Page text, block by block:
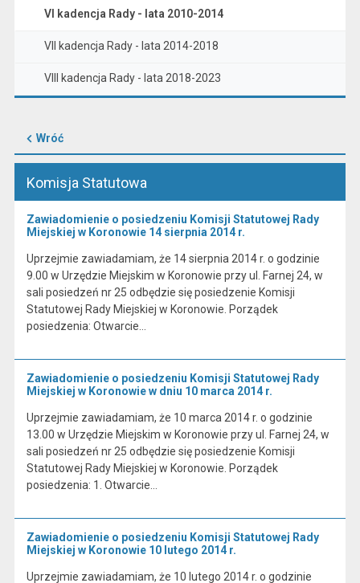
VI kadencja Rady - lata 2010-2014
VII kadencja Rady - lata 2014-2018
VIII kadencja Rady - lata 2018-2023
Wróć
Komisja Statutowa
Zawiadomienie o posiedzeniu Komisji Statutowej Rady
Miejskiej w Koronowie 14 sierpnia 2014 r.
Uprzejmie zawiadamiam, że 14 sierpnia 2014 r. o godzinie
9.00 w Urzędzie Miejskim w Koronowie przy ul. Farnej 24, w
sali posiedzeń nr 25 odbędzie się posiedzenie Komisji
Statutowej Rady Miejskiej w Koronowie. Porządek
posiedzenia: Otwarcie…
Zawiadomienie o posiedzeniu Komisji Statutowej Rady
Miejskiej w Koronowie w dniu 10 marca 2014 r.
Uprzejmie zawiadamiam, że 10 marca 2014 r. o godzinie
13.00 w Urzędzie Miejskim w Koronowie przy ul. Farnej 24, w
sali posiedzeń nr 25 odbędzie się posiedzenie Komisji
Statutowej Rady Miejskiej w Koronowie. Porządek
posiedzenia: 1. Otwarcie…
Zawiadomienie o posiedzeniu Komisji Statutowej Rady
Miejskiej w Koronowie 10 lutego 2014 r.
Uprzejmie zawiadamiam, że 10 lutego 2014 r. o godzinie